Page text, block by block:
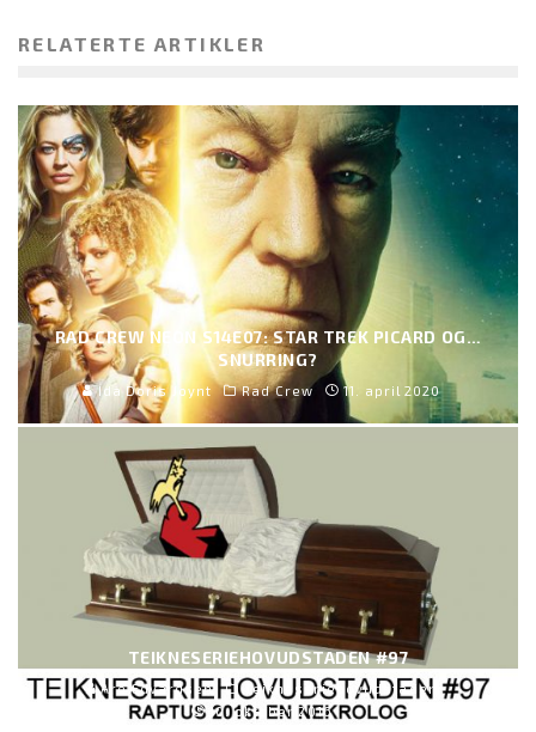
RELATERTE ARTIKLER
RAD CREW NEON S14E07: STAR TREK PICARD OG…
SNURRING?
Ida Doris Joynt Rad Crew 11. april 2020
TEIKNESERIEHOVUDSTADEN #97
Are Edvardsen
Teikneseriehovudstaden
10. oktober 2016